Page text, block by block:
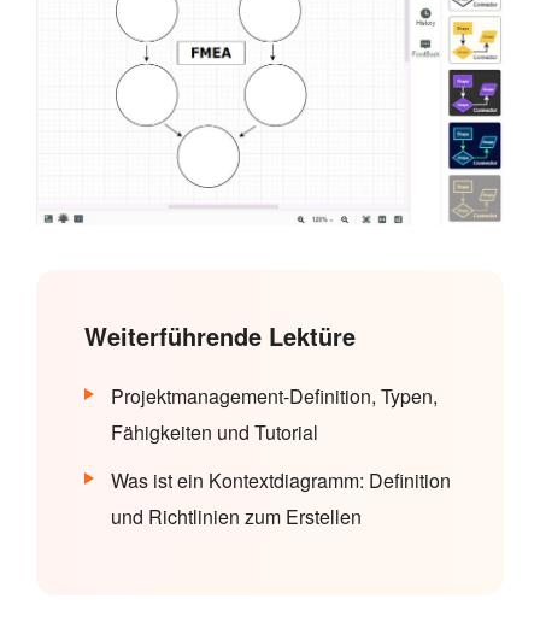
Weiterführende Lektüre
Projektmanagement-Definition, Typen,
Fähigkeiten und Tutorial
Was ist ein Kontextdiagramm: Definition
und Richtlinien zum Erstellen